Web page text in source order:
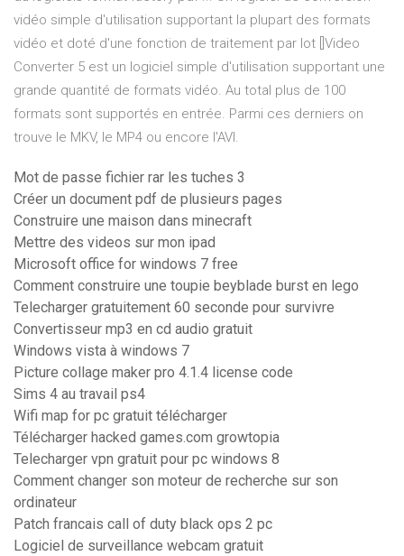
vidéo simple d'utilisation supportant la plupart des formats
vidéo et doté d'une fonction de traitement par lot []Video
Converter 5 est un logiciel simple d'utilisation supportant une
grande quantité de formats vidéo. Au total plus de 100
formats sont supportés en entrée. Parmi ces derniers on
trouve le MKV, le MP4 ou encore l'AVI.
Mot de passe fichier rar les tuches 3
Créer un document pdf de plusieurs pages
Construire une maison dans minecraft
Mettre des videos sur mon ipad
Microsoft office for windows 7 free
Comment construire une toupie beyblade burst en lego
Telecharger gratuitement 60 seconde pour survivre
Convertisseur mp3 en cd audio gratuit
Windows vista à windows 7
Picture collage maker pro 4.1.4 license code
Sims 4 au travail ps4
Wifi map for pc gratuit télécharger
Télécharger hacked games.com growtopia
Telecharger vpn gratuit pour pc windows 8
Comment changer son moteur de recherche sur son
ordinateur
Patch francais call of duty black ops 2 pc
Logiciel de surveillance webcam gratuit